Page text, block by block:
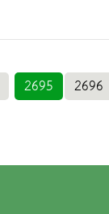
2695 2696